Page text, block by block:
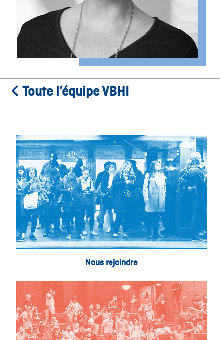
Toute l’équipe VBHI
Nous rejoindre